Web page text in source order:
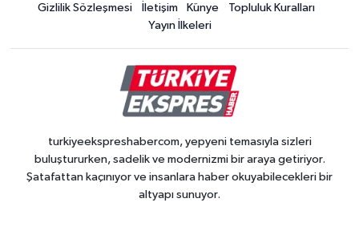
Gizlilik Sözleşmesi
İletişim Künye
Topluluk Kuralları
Yayın İlkeleri
turkiyeekspreshabercom, yepyeni temasıyla sizleri
buluştururken, sadelik ve modernizmi bir araya getiriyor.
Şatafattan kaçınıyor ve insanlara haber okuyabilecekleri bir
altyapı sunuyor.